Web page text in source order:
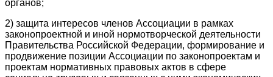
органов;
2) защита интересов членов Ассоциации в рамках
законопроектной и иной нормотворческой деятельности
Правительства Российской Федерации, формирование и
продвижение позиции Ассоциации по законопроектам и
проектам нормативных правовых актов в сфере